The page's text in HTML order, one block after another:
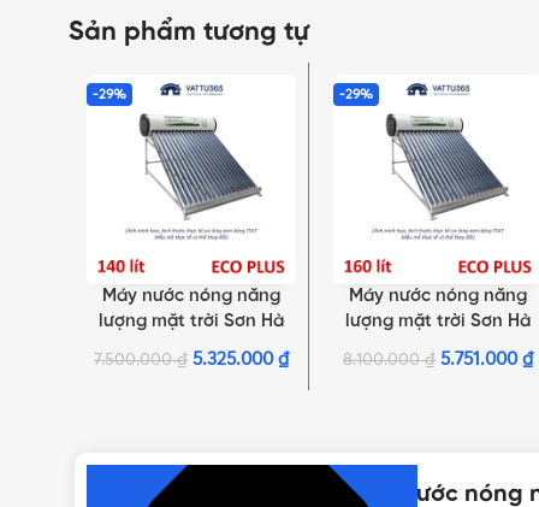
Sản phẩm tương tự
-29%
THÊM VÀO GIỎ HÀNG
Máy nước nóng năng
lượng mặt trời Sơn Hà
TDN ECO PLUS 58 – 14
ống 140L
7.500.000₫ 5.325.000 ₫
-29%
THÊM VÀO GIỎ HÀNG
Máy nước nóng năng
lượng mặt trời Sơn Hà
TDN ECO PLUS 58 – 16
ống 160L
8.100.000₫ 5.751.000 ₫
Thông số kỹ thuật của Máy nước nóng
NHẤN ĐỂ XEM TIẾP (THU GỌN)